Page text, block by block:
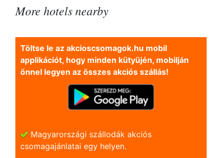
More hotels nearby
Töltse le az akcioscsomagok.hu mobil
applikációt, hogy minden kütyüjén, mobilján
önnel legyen az összes akciós szállás!
Magyarországi szállodák akciós
csomagajánlatai egy helyen.